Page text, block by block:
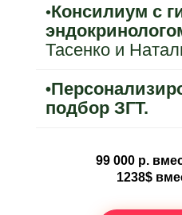
•Консилиум с
Тасенко и
•
подбор ЗГТ.
99 000 р.
1238$